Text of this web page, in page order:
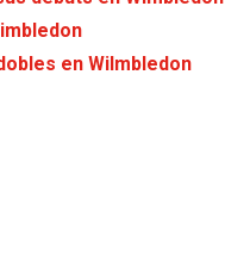
en Wilmbledon